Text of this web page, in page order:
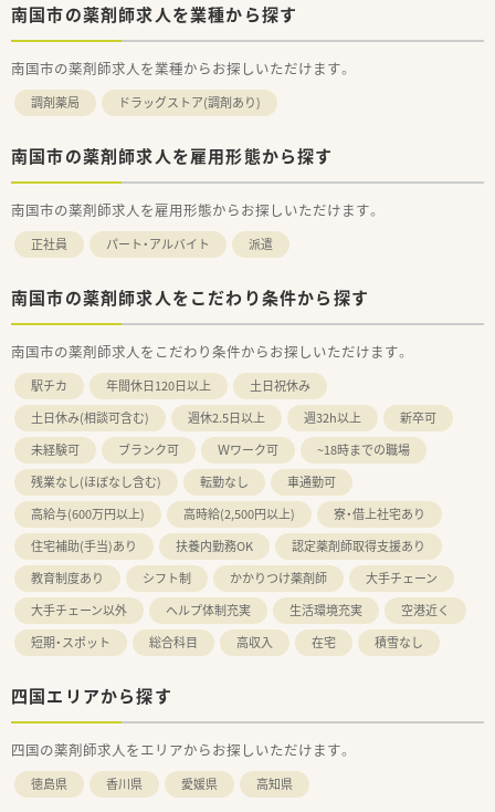
南国市の薬剤師求人を業種から探す
南国市の薬剤師求人を業種からお探しいただけます。
調剤薬局 ドラッグストア(調剤あり)
南国市の薬剤師求人を雇用形態から探す
南国市の薬剤師求人を雇用形態からお探しいただけます。
正社員 パート・アルバイト 派遣
南国市の薬剤師求人をこだわり条件から探す
南国市の薬剤師求人をこだわり条件からお探しいただけます。
駅チカ 年間休日120日以上
土日祝休み
土日休み(相談可含む)
週休2.5日以上 週32h以上
新卒可
未経験可
ブランク可 Ｗワーク可
~18時までの職場
残業なし(ほぼなし含む)
転勤なし
車通勤可
高給与(600万円以上)
高時給(2,500円以上)
寮・借上社宅あり
住宅補助(手当)あり
扶養内勤務OK
認定薬剤師取得支援あり
教育制度あり
シフト制 かかりつけ薬剤師
大手チェーン
大手チェーン以外
ヘルプ体制充実 生活環境充実
空港近く
短期・スポット
総合科目 高収入 在宅 積雪なし
四国エリアから探す
四国の薬剤師求人をエリアからお探しいただけます。
徳島県 香川県 愛媛県 高知県